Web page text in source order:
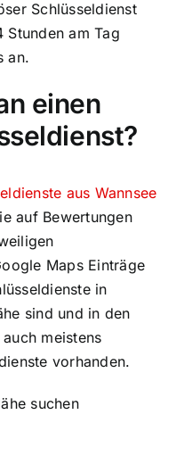
Schlüsseldienst
Stunden am Tag
an.
einen
aus Wannsee
auf Bewertungen
Maps Einträge
in
sind und in den
meistens
vorhanden.
suchen